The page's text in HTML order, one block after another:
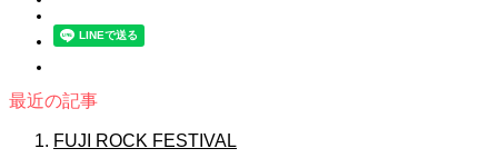
最近の記事
FUJI ROCK FESTIVAL